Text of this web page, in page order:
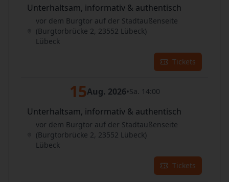
Unterhaltsam, informativ & authentisch
vor dem Burgtor auf der Stadtaußenseite
(Burgtorbrücke 2, 23552 Lübeck)
Lübeck
Tickets
15Aug. 2026•Sa. 14:00
Unterhaltsam, informativ & authentisch
vor dem Burgtor auf der Stadtaußenseite
(Burgtorbrücke 2, 23552 Lübeck)
Lübeck
Tickets